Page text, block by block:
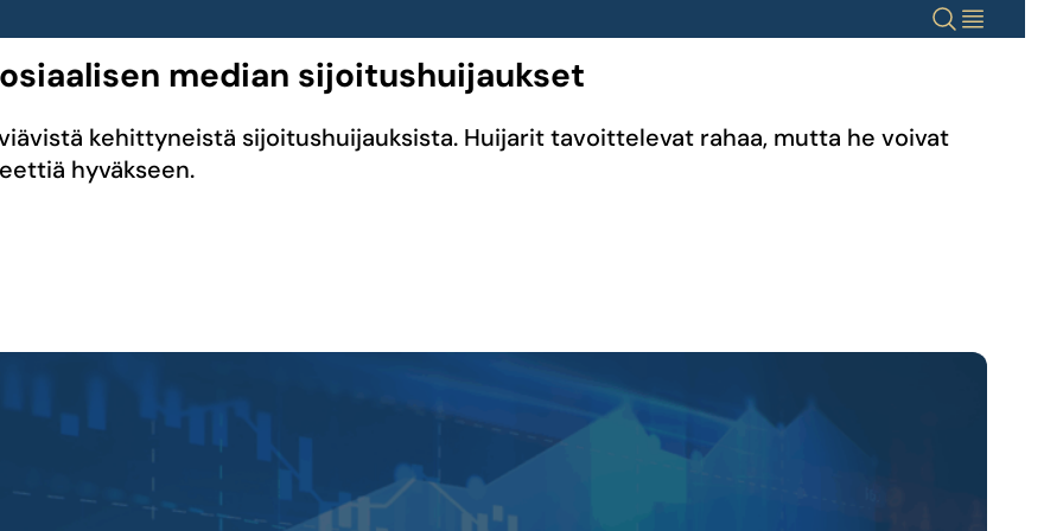
HakuValikko
median sijoitushuijaukset
kehittyneistä sijoitushuijauksista. Huijarit tavoittelevat rahaa, mutta he voivat
hyväkseen.